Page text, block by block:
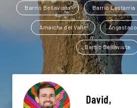
Barrio Bellavista Barrio Lastarria
Amaicha del Valle Angastaco
Barrio Bellavista
David,